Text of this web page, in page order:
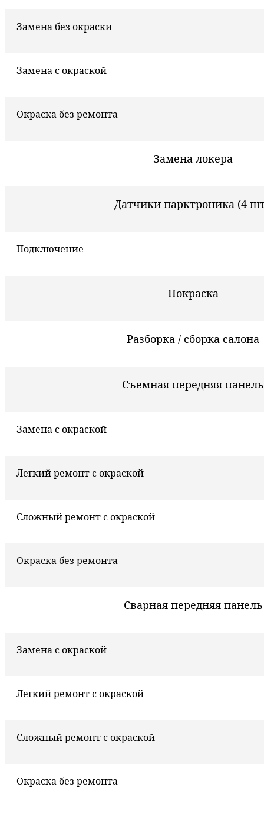
Замена без окраски
Замена с окраской
Окраска без ремонта
Замена локера
Датчики парктроника (4
Подключение
Покраска
Разборка / сборка салона
Съемная передняя панель
Замена с окраской
Легкий ремонт с окраской
Сложный ремонт с окраской
Окраска без ремонта
Сварная передняя панель
Замена с окраской
Легкий ремонт с окраской
Сложный ремонт с окраской
Окраска без ремонта